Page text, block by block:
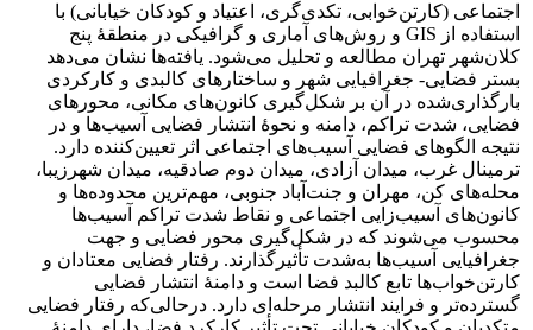
اجتماعی (کارتن‌خوابی، تکدی‌گری، اعتیاد و کودکان خیابانی) با
استفاده از GIS و روش‌های آماری و گرافیکی در منطقۀ پنج
کلان‌شهر تهران مطالعه و تحلیل می‌شود. یافته‌‌‌ها نشان می‌‌‌دهد
بستر فضایی- جغرافیایی شهر و ساختار‌‌های کالبدی و کارکردی
بارگذاری‌شده در آن بر شکل‌گیری کانون‌‌‌های مکانی، محور‌‌های
فضایی، شدت تراکم، دامنه و نحوۀ انتشار فضایی آسیب‌‌‌ها و در
نتیجه الگو‌‌های فضایی آسیب‌‌‌های اجتماعی اثر تعیین‌کننده دارد.
ترمینال غرب، میدان آزادی، میدان دوم صادقیه، میدان شهرزیبا،
محله‌‌‌های کن، مهران و جنت‌آباد جنوبی، مهم‌ترین محدوده‌‌‌ها و
کانون‌های آسیب‌زایی اجتماعی و نقاط شدت تراکم آسیب‌‌‌ها
محسوب می‌شوند که در شکل‌گیری محور فضایی و جهت
جغرافیایی آسیب‌‌‌ها به‌شدت تأثیرگذارند. رفتار فضایی معتادان و
کارتن‌خواب‌ها تابع کالبد فضا است و دامنۀ انتشار فضایی
گسترده‌تر و فرایند انتشار مرحله‌‌‌ای دارد. درحالی‌که رفتار فضایی